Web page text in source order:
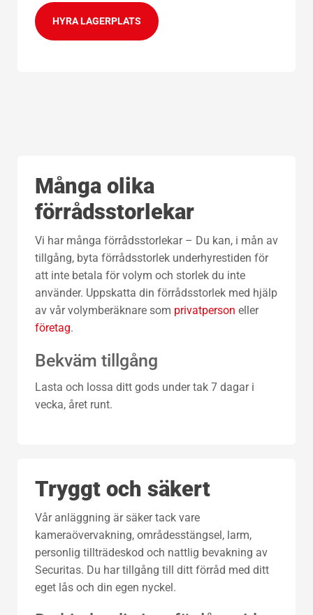
HYRA LAGERPLATS
Många olika
förrådsstorlekar
Vi har många förrådsstorlekar – Du kan, i mån av
tillgång, byta förrådsstorlek underhyrestiden för
att inte betala för volym och storlek du inte
använder. Uppskatta din förrådsstorlek med hjälp
av vår volymberäknare som privatperson eller
företag.
Bekväm tillgång
Lasta och lossa ditt gods under tak 7 dagar i
vecka, året runt.
Tryggt och säkert
Vår anläggning är säker tack vare
kameraövervakning, områdesstängsel, larm,
personlig tillträdeskod och nattlig bevakning av
Securitas. Du har tillgång till ditt förråd med ditt
eget lås och din egen nyckel.